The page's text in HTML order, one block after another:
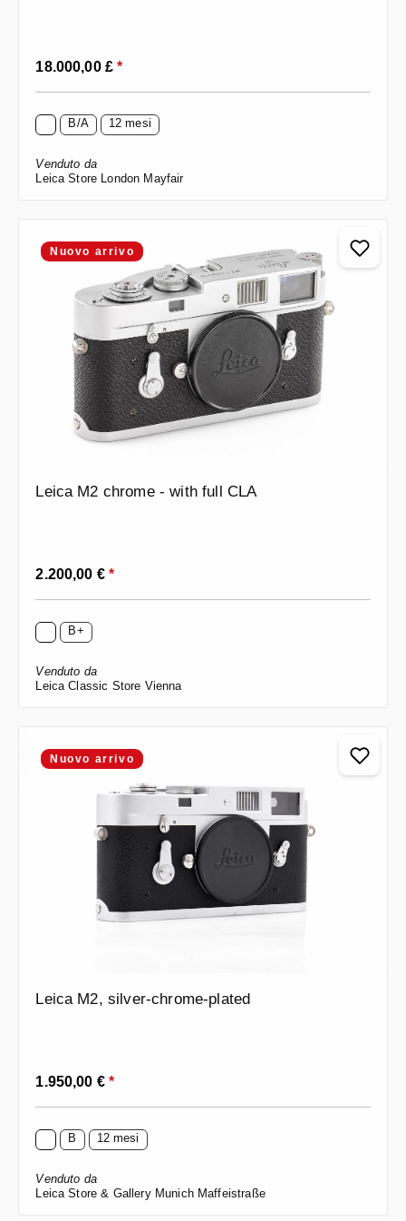
Prezzo normale:
18.000,00 £*
B/A 12 mesi
Venduto da
Leica Store London Mayfair
Nuovo arrivo
Leica M2 chrome - with full CLA
Prezzo normale:
2.200,00 €*
B+
Venduto da
Leica Classic Store Vienna
Nuovo arrivo
Leica M2, silver-chrome-plated
Prezzo normale:
1.950,00 €*
B 12 mesi
Venduto da
Leica Store & Gallery Munich Maffeistraße